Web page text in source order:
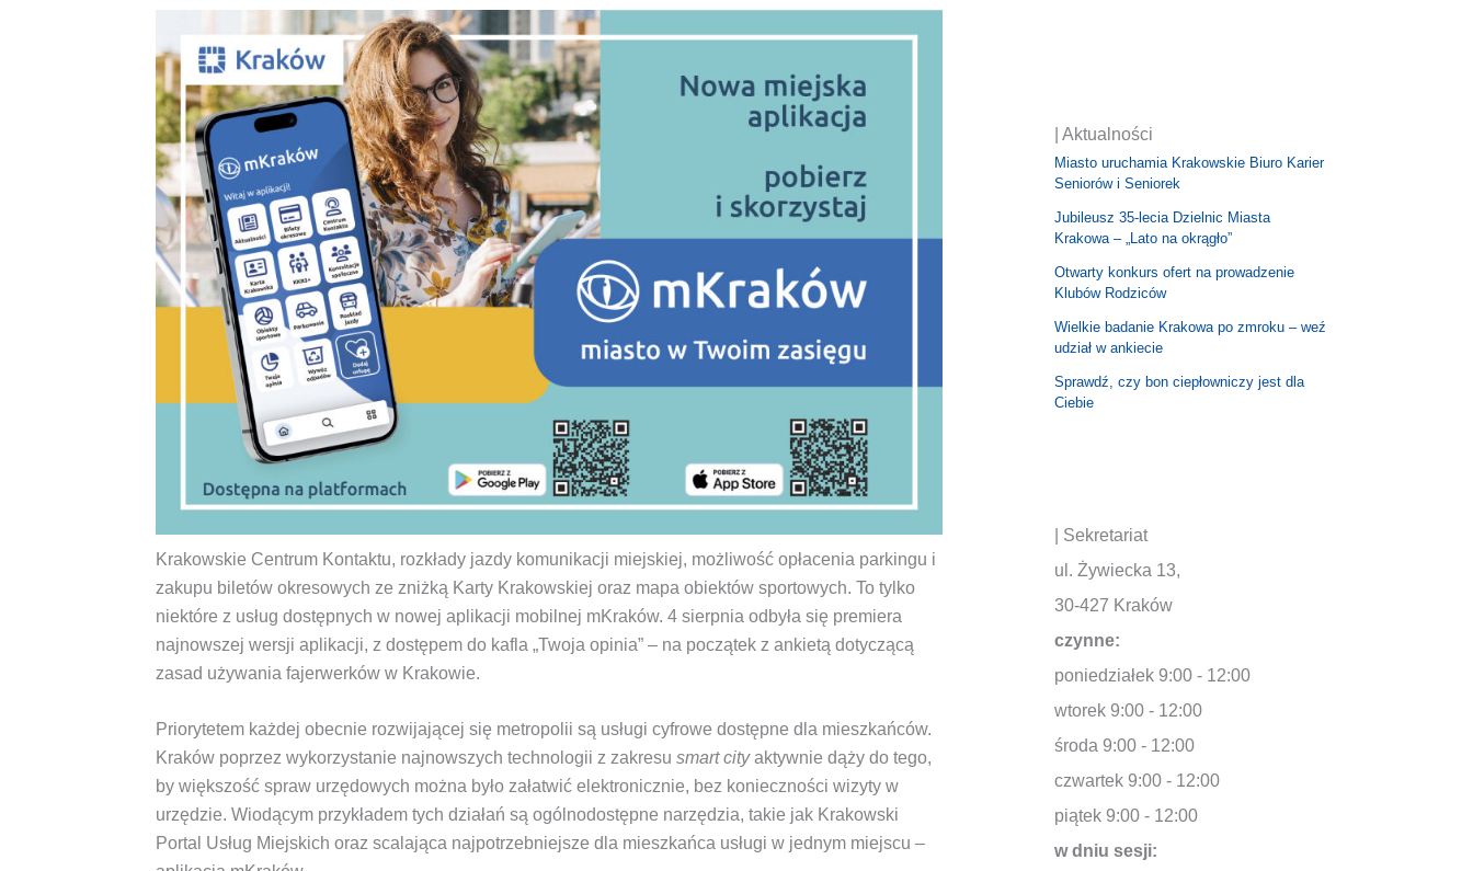
Krakowskie Centrum Kontaktu, rozkłady jazdy komunikacji miejskiej, możliwość opłacenia parkingu i
zakupu biletów okresowych ze zniżką Karty Krakowskiej oraz mapa obiektów sportowych. To tylko
niektóre z usług dostępnych w nowej aplikacji mobilnej mKraków. 4 sierpnia odbyła się premiera
najnowszej wersji aplikacji, z dostępem do kafla „Twoja opinia” – na początek z ankietą dotyczącą
zasad używania fajerwerków w Krakowie.
Priorytetem każdej obecnie rozwijającej się metropolii są usługi cyfrowe dostępne dla mieszkańców.
Kraków poprzez wykorzystanie najnowszych technologii z zakresu smart cityaktywnie dąży do tego,
by większość spraw urzędowych można było załatwić elektronicznie, bez konieczności wizyty w
urzędzie. Wiodącym przykładem tych działań są ogólnodostępne narzędzia, takie jak Krakowski
Portal Usług Miejskich oraz scalająca najpotrzebniejsze dla mieszkańca usługi w jednym miejscu –
| Aktualności
Miasto uruchamia Krakowskie Biuro Karier
Seniorów i Seniorek
Jubileusz 35-lecia Dzielnic Miasta
Krakowa – „Lato na okrągło”
Otwarty konkurs ofert na prowadzenie
Klubów Rodziców
Wielkie badanie Krakowa po zmroku – weź
udział w ankiecie
Sprawdź, czy bon ciepłowniczy jest dla
Ciebie
| Sekretariat
ul. Żywiecka 13,
30-427 Kraków
czynne:
poniedziałek 9:00 - 12:00
wtorek 9:00 - 12:00
środa 9:00 - 12:00
czwartek 9:00 - 12:00
piątek 9:00 - 12:00
w dniu sesji: